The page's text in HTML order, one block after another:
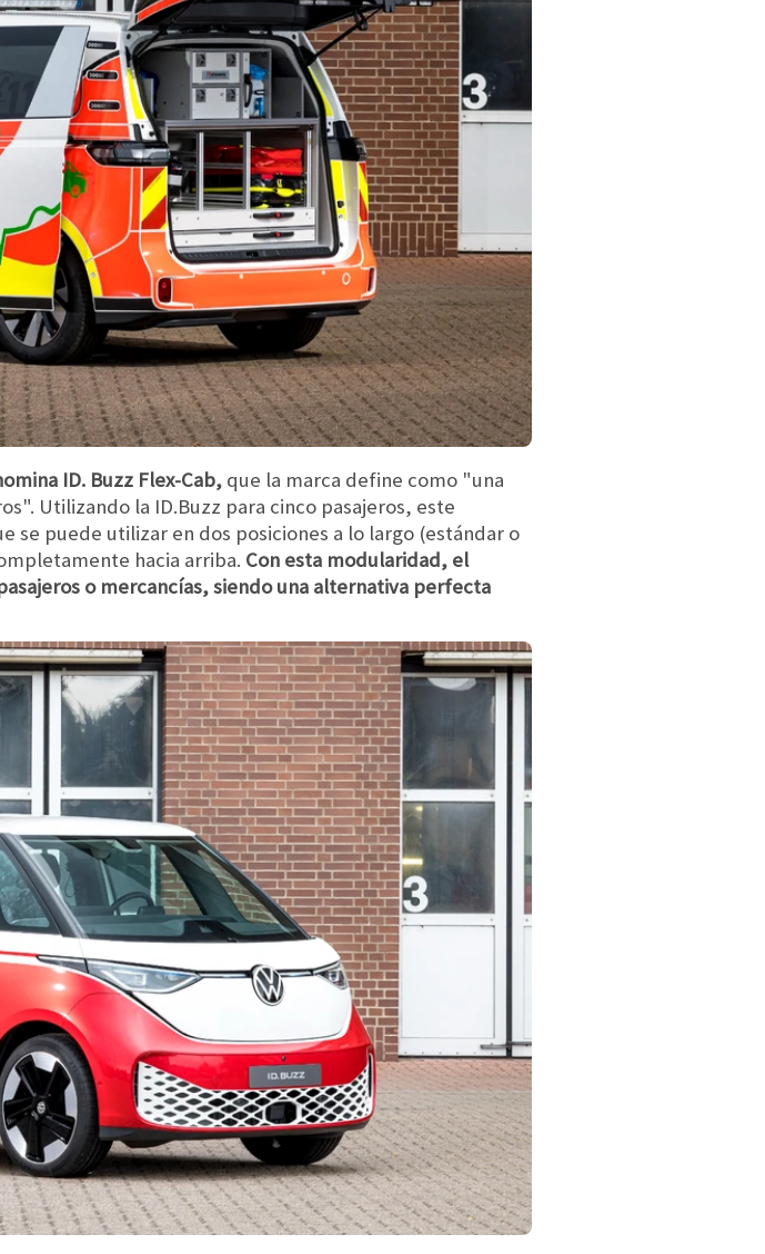
ID. Buzz Flex-Cab, que la marca define como "una
Utilizando la ID.Buzz para cinco pasajeros, este
se puede utilizar en dos posiciones a lo largo (estándar o
hacia arriba. Con esta modularidad, el
o mercancías, siendo una alternativa perfecta